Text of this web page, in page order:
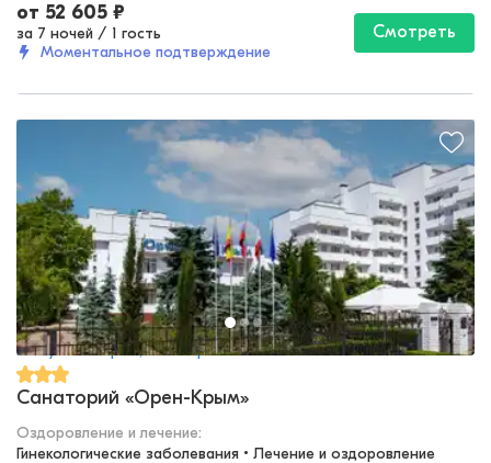
от 52 605 ₽
за 7 ночей / 1 гость
Моментальное подтверждение
Смотреть
Республика Крым, Евпатория
Санаторий «Орен-Крым»
Оздоровление и лечение:
Гинекологические заболевания • Лечение и оздоровление